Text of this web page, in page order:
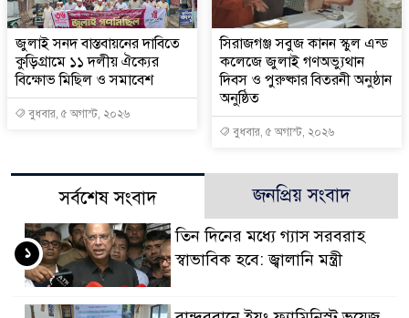
জুলাই সনদ বাস্তবায়নের দাবিতে
কুড়িগ্রামে ১১ দলীয় ঐক্যের
বিক্ষোভ মিছিল ও সমাবেশ
বুধবার, ৫ অগাস্ট, ২০২৬
সিরাজগঞ্জ সবুজ কানন স্কুল এন্ড
কলেজে জুলাই গণঅভ্যুথান
দিবস ও পুরুষ্কার বিতরনী অনুষ্ঠান
অনুষ্ঠিত
বুধবার, ৫ অগাস্ট, ২০২৬
সর্বশেষ সংবাদ জনপ্রিয় সংবাদ
তিন দিনের মধ্যে গ্যাস সরবরাহ
স্বাভাবিক হবে: জ্বালানি মন্ত্রী
১